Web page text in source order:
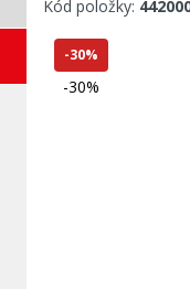
Kód položky:
-30%
-30%